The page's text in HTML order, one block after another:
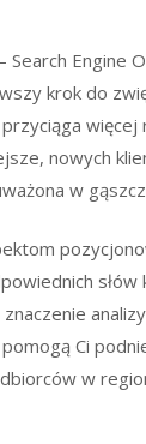
Search Engine
krok do
więcej
nowych
w
Ci
w